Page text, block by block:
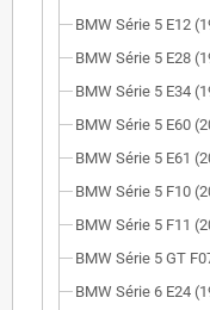
BMW Série 5 E12
BMW Série 5 E28
BMW Série 5 E34
BMW Série 5 E60
BMW Série 5 E61
BMW Série 5 F10
BMW Série 5 F11
BMW Série 5 GT
BMW Série 6 E24